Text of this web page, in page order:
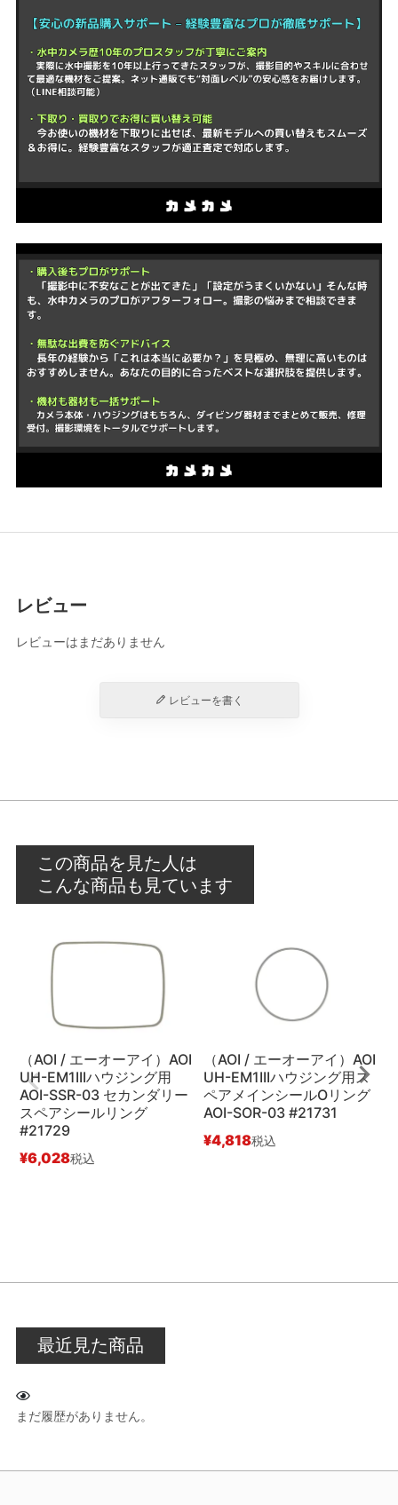
レビュー
レビューはまだありません
レビューを書く
この商品を見た人は
こんな商品も見ています
（AOI / エーオーアイ）AOI
UH-EM1IIIハウジング用
AOI-SSR-03 セカンダリー
スペアシールリング
#21729
¥6,028税込
（AOI / エーオーアイ）AOI
UH-EM1IIIハウジング用ス
ペアメインシールOリング
AOI-SOR-03 #21731
¥4,818税込
最近見た商品
まだ履歴がありません。